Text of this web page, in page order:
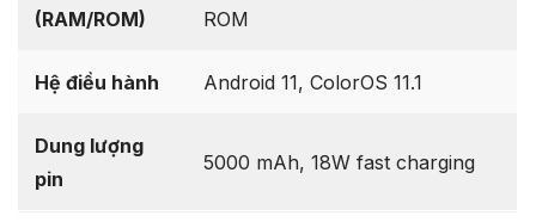
(RAM/ROM)
ROM
Hệ điều hành Android 11, ColorOS 11.1
Dung lượng
pin
5000 mAh, 18W fast charging